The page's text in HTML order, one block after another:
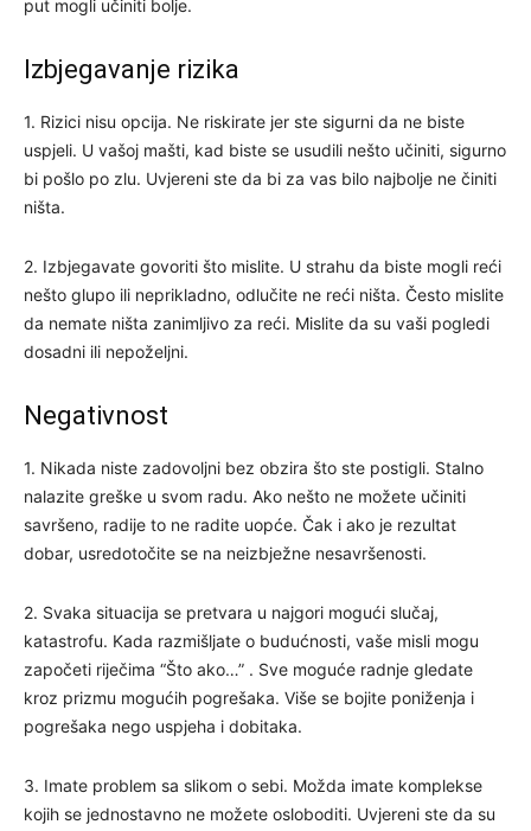
put mogli učiniti bolje.
Izbjegavanje rizika
1. Rizici nisu opcija. Ne riskirate jer ste sigurni da ne biste
uspjeli. U vašoj mašti, kad biste se usudili nešto učiniti, sigurno
bi pošlo po zlu. Uvjereni ste da bi za vas bilo najbolje ne činiti
ništa.
2. Izbjegavate govoriti što mislite. U strahu da biste mogli reći
nešto glupo ili neprikladno, odlučite ne reći ništa. Često mislite
da nemate ništa zanimljivo za reći. Mislite da su vaši pogledi
dosadni ili nepoželjni.
Negativnost
1. Nikada niste zadovoljni bez obzira što ste postigli. Stalno
nalazite greške u svom radu. Ako nešto ne možete učiniti
savršeno, radije to ne radite uopće. Čak i ako je rezultat
dobar, usredotočite se na neizbježne nesavršenosti.
2. Svaka situacija se pretvara u najgori mogući slučaj,
katastrofu. Kada razmišljate o budućnosti, vaše misli mogu
započeti riječima “Što ako…” . Sve moguće radnje gledate
kroz prizmu mogućih pogrešaka. Više se bojite poniženja i
pogrešaka nego uspjeha i dobitaka.
3. Imate problem sa slikom o sebi. Možda imate komplekse
kojih se jednostavno ne možete osloboditi. Uvjereni ste da su